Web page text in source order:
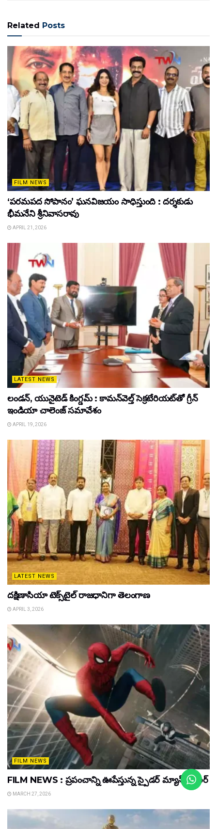
Related Posts
FILM NEWS
‘పరమపద సోపానం’ ఘనవిజయం సాధిస్తుంది : దర్శకుడు
భీమనేని శ్రీనివాసరావు
APRIL 21, 2026
LATEST NEWS
లండన్, యునైటెడ్ కింగ్డమ్ : కామన్‌వెల్త్ సెక్రటేరియట్‌తో గ్రీన్
ఇండియా చాలెంజ్ సమావేశం
APRIL 19, 2026
LATEST NEWS
దక్షిణాసియా టెక్స్‌టైల్ రాజధానిగా తెలంగాణ
APRIL 3, 2026
FILM NEWS
FILM NEWS : ప్రపంచాన్ని ఊపేస్తున్న స్పైడర్ మ్యాన్ ట్రైలర్
MARCH 27, 2026